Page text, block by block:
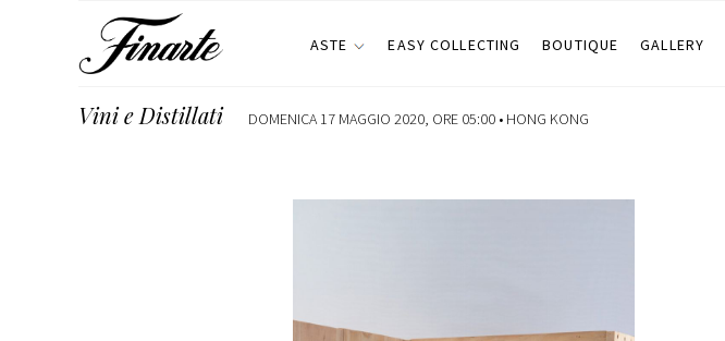
ASTE EASY COLLECTING BOUTIQUE GALLERY
Vini e Distillati DOMENICA 17 MAGGIO 2020, ORE 05:00 • HONG KONG